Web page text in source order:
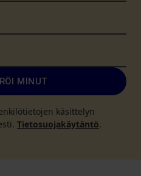
MINUT
käsittelyn
Tietosuojakäytäntö.